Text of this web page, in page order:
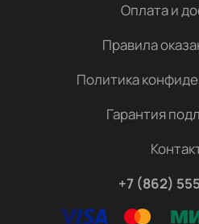
Оплата и
Правила
Политика
Гарантия
+7 (862)